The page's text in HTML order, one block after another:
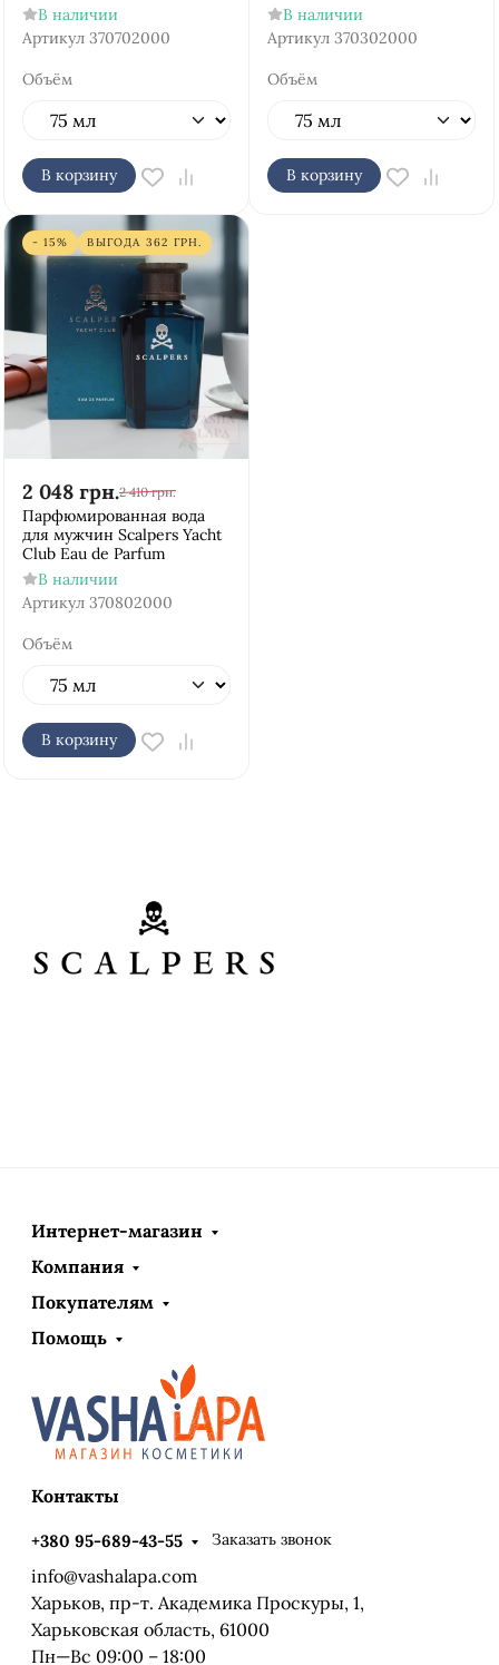
В наличии
Артикул 370702000
Объём
В корзину
В наличии
Артикул 370302000
Объём
В корзину
- 15% ВЫГОДА 362 ГРН.
2 048 грн.2 410 грн.
Парфюмированная вода
для мужчин Scalpers Yacht
Club Eau de Parfum
В наличии
Артикул 370802000
Объём
В корзину
Интернет-магазин
Компания
Покупателям
Помощь
Контакты
+380 95-689-43-55 Заказать звонок
info@vashalapa.com
Харьков, пр-т. Академика Проскуры, 1,
Харьковская область, 61000
Пн—Вс 09:00 – 18:00